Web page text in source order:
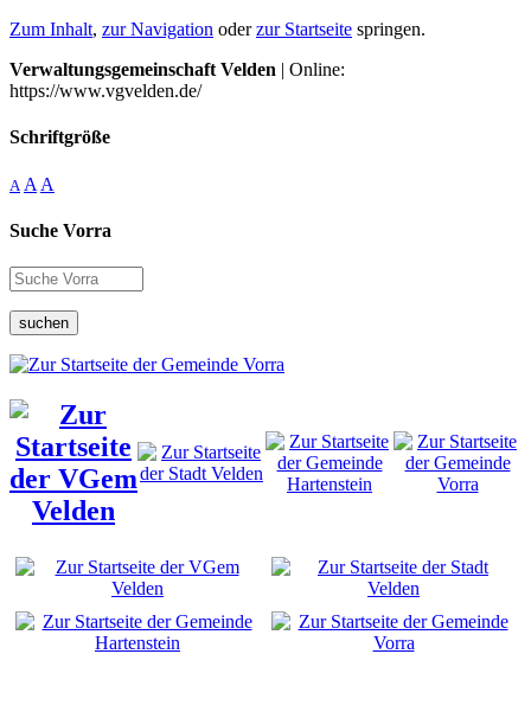
Zum Inhalt, zur Navigation oderzur Startseite springen.
Verwaltungsgemeinschaft Velden | Online:
https://www.vgvelden.de/
Schriftgröße
A A A
Suche Vorra
suchen